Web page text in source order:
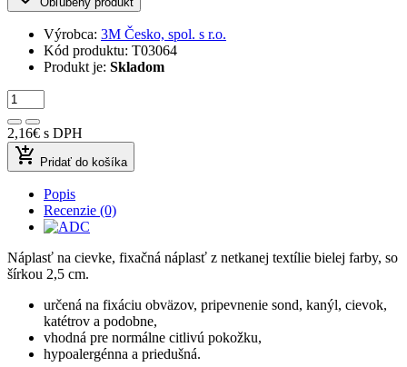
Výrobca: 3M Česko, spol. s r.o.
Kód produktu: T03064
Produkt je: Skladom
2,16€ s DPH
add_shopping_cart Pridať do košíka
Popis
Recenzie (0)
Náplasť na cievke, fixačná náplasť z netkanej textílie bielej farby, so
šírkou 2,5 cm.
určená na fixáciu obväzov, pripevnenie sond, kanýl, cievok,
katétrov a podobne,
vhodná pre normálne citlivú pokožku,
hypoalergénna a priedušná.